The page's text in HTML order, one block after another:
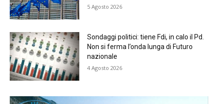
5 Agosto 2026
Sondaggi politici: tiene Fdi, in calo il Pd.
Non si ferma l’onda lunga di Futuro
nazionale
4 Agosto 2026